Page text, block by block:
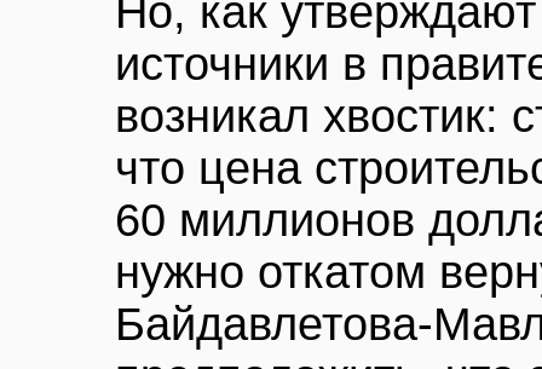
Но, как
источники в
возникал хвостик:
что цена
60 миллионов
нужно откатом
Байдавлетова-